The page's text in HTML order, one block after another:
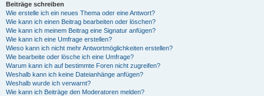
Beiträge schreiben
Wie erstelle ich ein neues Thema oder eine Antwort?
Wie kann ich einen Beitrag bearbeiten oder löschen?
Wie kann ich meinem Beitrag eine Signatur anfügen?
Wie kann ich eine Umfrage erstellen?
Wieso kann ich nicht mehr Antwortmöglichkeiten erstellen?
Wie bearbeite oder lösche ich eine Umfrage?
Warum kann ich auf bestimmte Foren nicht zugreifen?
Weshalb kann ich keine Dateianhänge anfügen?
Weshalb wurde ich verwarnt?
Wie kann ich Beiträge den Moderatoren melden?